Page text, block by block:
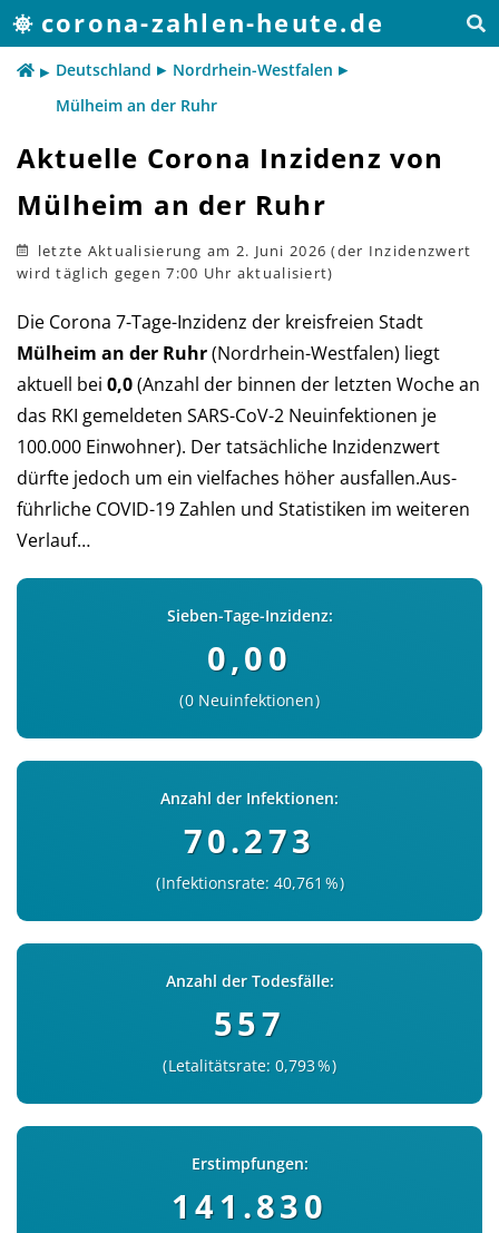
corona-zahlen-heute.de
Deutschland
Nordrhein-Westfalen
Mülheim an der Ruhr
Aktuelle Corona Inzidenz von
Mülheim an der Ruhr
letzte Aktualisierung am 2. Juni 2026
Die Corona 7-Tage-Inzidenz der kreis­freien Stadt
Mülheim an der Ruhr(Nord­rhein-West­falen) liegt
aktu­ell bei 0,0(An­zahl der bin­nen der letz­ten Woche an
das RKI ge­mel­deten SARS-CoV-2 Neu­in­fek­tio­nen je
100.000 Ein­woh­ner). Der tat­säch­liche In­zi­denz­wert
dürf­te je­doch um ein viel­faches höher aus­fal­len.Aus­
führ­liche COVID-19 Zah­len und Sta­tis­ti­ken im wei­teren
Verlauf…
Sieben-Tage-Inzidenz:
0,00
0 Neuinfektionen
Anzahl der Infektionen:
70.273
Infektionsrate: 40,761 %
Anzahl der Todesfälle:
557
Letalitätsrate: 0,793 %
Erstimpfungen:
141.830